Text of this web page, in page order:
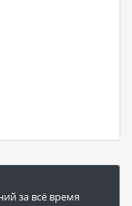
за всё время